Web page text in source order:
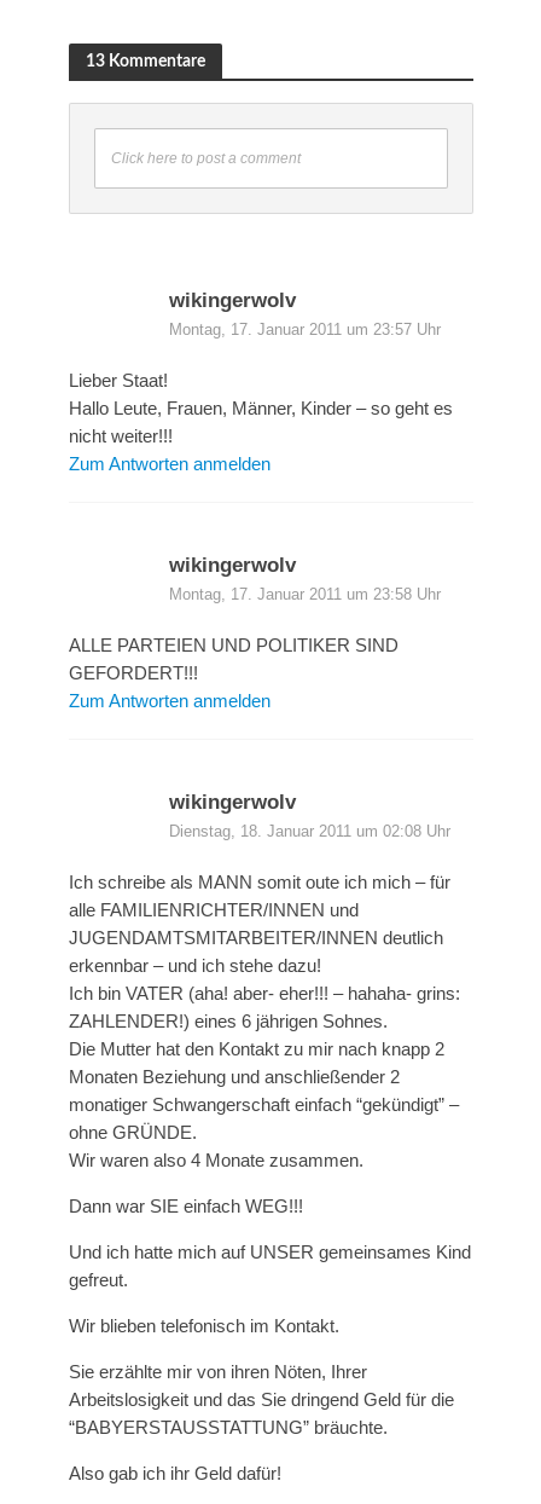
13 Kommentare
Click here to post a comment
wikingerwolv
Montag, 17. Januar 2011 um 23:57 Uhr
Lieber Staat!
Hallo Leute, Frauen, Männer, Kinder – so geht es
nicht weiter!!!
Zum Antworten anmelden
wikingerwolv
Montag, 17. Januar 2011 um 23:58 Uhr
ALLE PARTEIEN UND POLITIKER SIND
GEFORDERT!!!
Zum Antworten anmelden
wikingerwolv
Dienstag, 18. Januar 2011 um 02:08 Uhr
Ich schreibe als MANN somit oute ich mich – für
alle FAMILIENRICHTER/INNEN und
JUGENDAMTSMITARBEITER/INNEN deutlich
erkennbar – und ich stehe dazu!
Ich bin VATER (aha! aber- eher!!! – hahaha- grins:
ZAHLENDER!) eines 6 jährigen Sohnes.
Die Mutter hat den Kontakt zu mir nach knapp 2
Monaten Beziehung und anschließender 2
monatiger Schwangerschaft einfach “gekündigt” –
ohne GRÜNDE.
Wir waren also 4 Monate zusammen.
Dann war SIE einfach WEG!!!
Und ich hatte mich auf UNSER gemeinsames Kind
gefreut.
Wir blieben telefonisch im Kontakt.
Sie erzählte mir von ihren Nöten, Ihrer
Arbeitslosigkeit und das Sie dringend Geld für die
“BABYERSTAUSSTATTUNG” bräuchte.
Also gab ich ihr Geld dafür!